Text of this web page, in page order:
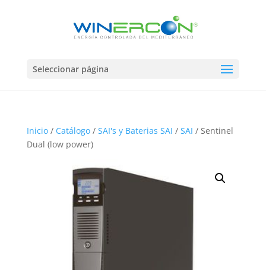
Seleccionar página
Inicio/ Catálogo/ SAI's y Baterias SAI / SAI / Sentinel
Dual (low power)